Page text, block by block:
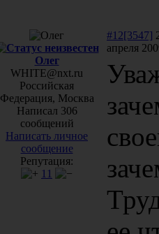
Олег
WHITE@nxt.ru
Российская
Федерация, Москва
Написал 306
сообщений
Написать личное
сообщение
Репутация:
11
#12[3547]
апреля